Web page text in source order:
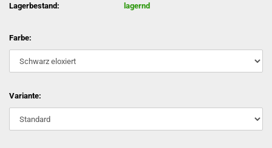
Lagerbestand:
lagernd
Farbe:
Variante: